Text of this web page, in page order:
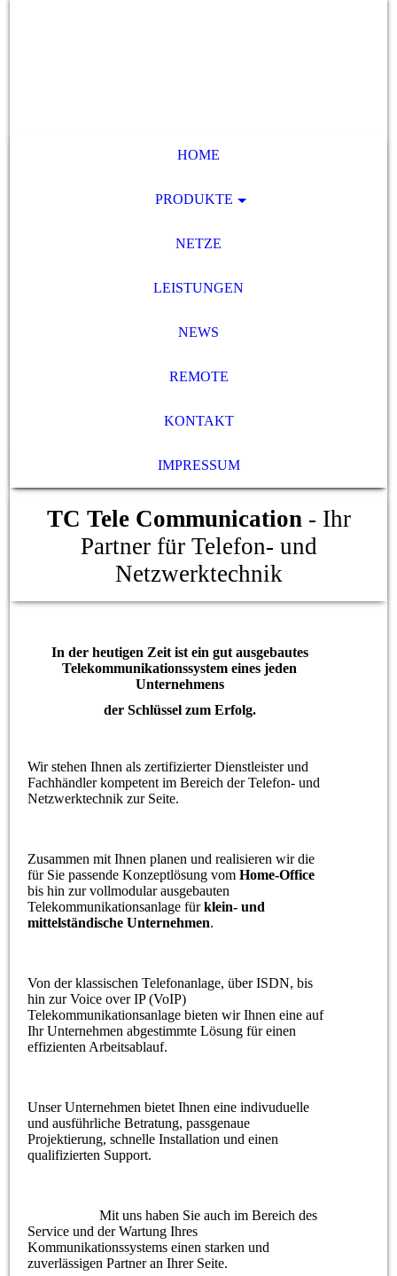
HOME
PRODUKTE
NETZE
LEISTUNGEN
NEWS
REMOTE
KONTAKT
IMPRESSUM
TC Tele Communication - Ihr
Partner für Telefon- und
Netzwerktechnik
In der heutigen Zeit ist ein gut ausgebautes
Telekommunikationssystem eines jeden
Unternehmens
der Schlüssel zum Erfolg.
Wir stehen Ihnen als zertifizierter Dienstleister und
Fachhändler kompetent im Bereich der Telefon- und
Netzwerktechnik zur Seite.
Zusammen mit Ihnen planen und realisieren wir die
für Sie passende Konzeptlösung vomHome-Office
bis hin zur vollmodular ausgebauten
Telekommunikationsanlage fürklein- und
mittelständische Unternehmen.
Von der klassischen Telefonanlage, über ISDN, bis
hin zur Voice over IP (VoIP)
Telekommunikationsanlage bieten wir Ihnen eine auf
Ihr Unternehmen abgestimmte Lösung für einen
effizienten Arbeitsablauf.
Unser Unternehmen bietet Ihnen eine indivuduelle
und ausführliche Betratung, passgenaue
Projektierung, schnelle Installation und einen
qualifizierten Support.
Mit uns haben Sie auch im Bereich des
Service und der Wartung Ihres
Kommunikationssystems einen starken und
zuverlässigen Partner an Ihrer Seite.